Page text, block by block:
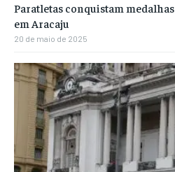
Paratletas conquistam
em Aracaju
20 de maio de 2025